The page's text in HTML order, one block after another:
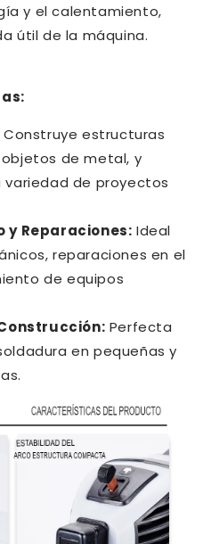
y el calentamiento,
útil de la máquina.
Construye estructuras
de metal, y
variedad de proyectos
y Reparaciones: Ideal
reparaciones en el
de equipos
Perfecta
en pequeñas y